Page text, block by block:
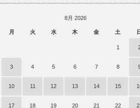
8月 2026
月 火 水 木 金 土
1
3 4 5 6 7 8
10 11 12 13 14 15
17 18 19 20 21 22